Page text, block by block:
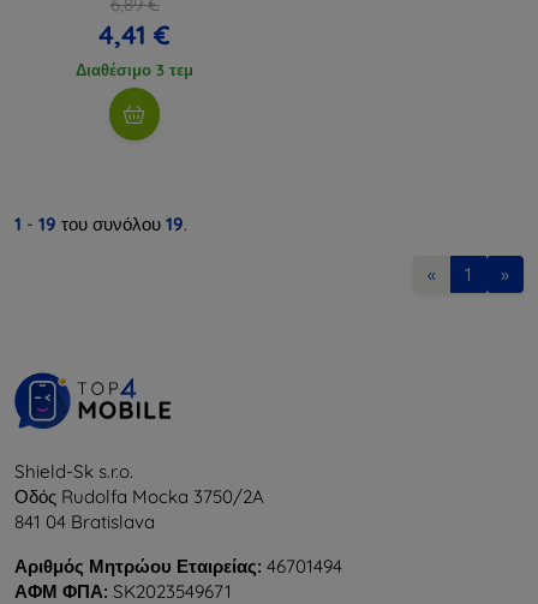
4,41 €
Διαθέσιμο 3 τεμ
1 - 19 του συνόλου 19.
« 1 »
Shield-Sk s.r.o.
Οδός Rudolfa Mocka 3750/2A
841 04 Bratislava
Αριθμός Μητρώου Εταιρείας: 46701494
ΑΦΜ ΦΠΑ: SK2023549671